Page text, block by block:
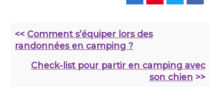
<< Comment s’équiper lors des
randonnées en camping ?
Check-list pour partir en camping avec
son chien >>